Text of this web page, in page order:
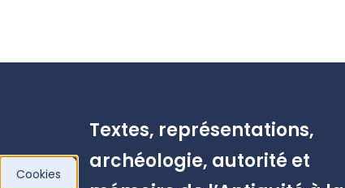
Textes, représentations,
archéologie, autorité et
Cookies